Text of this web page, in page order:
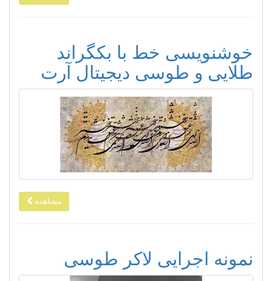
خوشنویسی خط با بکگراند
طلایی و طوسی دیجیتال آرت
مشاهده
نمونه اجرایی لاکر طوسی